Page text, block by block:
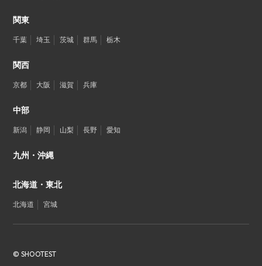
関東
千葉 埼玉 茨城 群馬 栃木
関西
京都 大阪 滋賀 兵庫
中部
新潟 静岡 山梨 長野 愛知
九州・沖縄
北海道・東北
北海道 宮城
© SHOOTEST